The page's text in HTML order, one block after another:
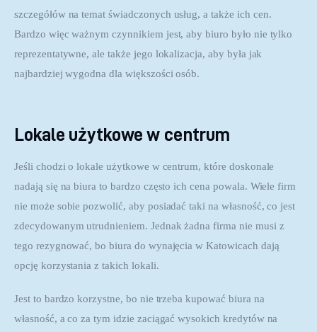
szczegółów na temat świadczonych usług, a także ich cen.
Bardzo więc ważnym czynnikiem jest, aby biuro było nie tylko
reprezentatywne, ale także jego lokalizacja, aby była jak
najbardziej wygodna dla większości osób.
Lokale użytkowe w centrum
Jeśli chodzi o lokale użytkowe w centrum, które doskonale
nadają się na biura to bardzo często ich cena powala. Wiele firm
nie może sobie pozwolić, aby posiadać taki na własność, co jest
zdecydowanym utrudnieniem. Jednak żadna firma nie musi z
tego rezygnować, bo biura do wynajęcia w Katowicach dają
opcję korzystania z takich lokali.
Jest to bardzo korzystne, bo nie trzeba kupować biura na
własność, a co za tym idzie zaciągać wysokich kredytów na